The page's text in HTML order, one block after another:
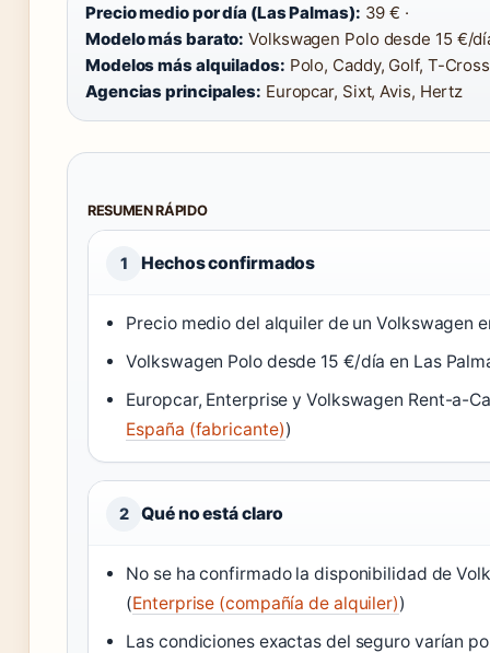
Precio medio por día (Las Palmas): 39 € ·
Modelo más barato: Volkswagen Polo desde 15 €/
Modelos más alquilados: Polo, Caddy, Golf, T-Cross
Agencias principales: Europcar, Sixt, Avis, Hertz
RESUMEN RÁPIDO
1 Hechos confirmados
Precio medio del alquiler de un Volkswagen
Volkswagen Polo desde 15 €/día en Las
Europcar, Enterprise y Volkswagen Rent-a-
España (fabricante))
2 Qué no está claro
No se ha confirmado la disponibilidad de
(Enterprise (compañía de alquiler))
Las condiciones exactas del seguro varían